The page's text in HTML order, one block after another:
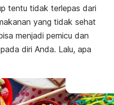
tentu tidak terlepas dari
yang tidak sehat
menjadi pemicu dan
pada diri Anda. Lalu, apa